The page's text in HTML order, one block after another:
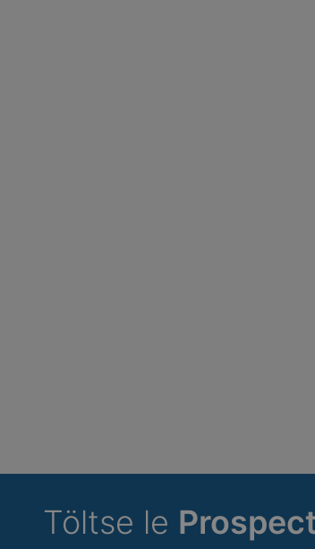
Töltse le